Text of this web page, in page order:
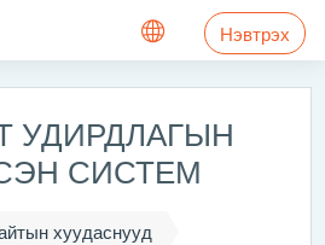
Нэвтрэх
УДИРДЛАГЫН
СИСТЕМ
хуудаснууд